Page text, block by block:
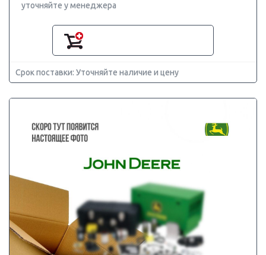
уточняйте у менеджера
Срок поставки: Уточняйте наличие и цену